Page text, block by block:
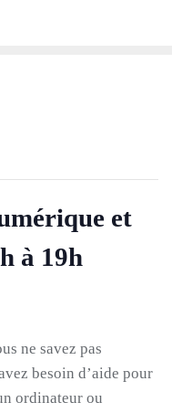
et
à 19h
ne savez pas
besoin d’aide pour
ordinateur ou